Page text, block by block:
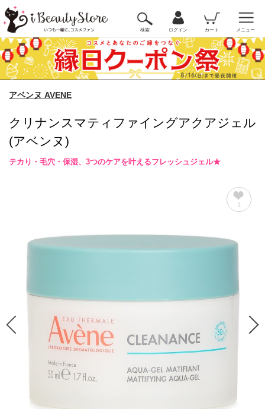
検索 ログイン カート メニュー
アベンヌ AVENE
クリナンスマティファイングアクアジェル
(アベンヌ)
テカり・毛穴・保湿、3つのケアを叶えるフレッシュジェル★
1